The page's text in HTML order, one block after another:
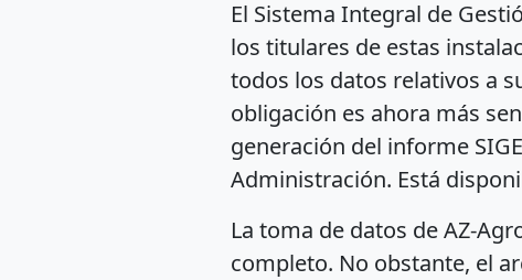
El Sistema Integral de
los titulares de estas
todos los datos relativos a
obligación es ahora más
generación del informe
Administración. Está
La toma de datos de AZ-
completo. No obstante, el